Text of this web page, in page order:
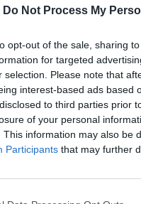
Do Not Process My
opt-out of the sale, sharing
for targeted
selection. Please note that
interest-based ads based
to third parties prior
of your personal
This information may also be
Participants that may further